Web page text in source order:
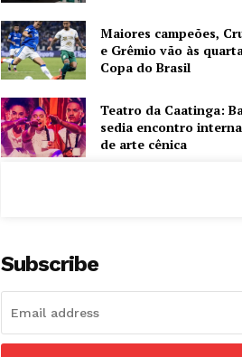
Maiores campeões,
e Grêmio vão às
Copa do Brasil
Teatro da Caatinga:
sedia encontro
de arte cênica
Subscribe